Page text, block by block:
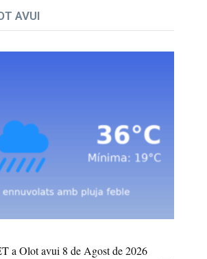
AVUI
a Olot avui 8 de Agost de 2026